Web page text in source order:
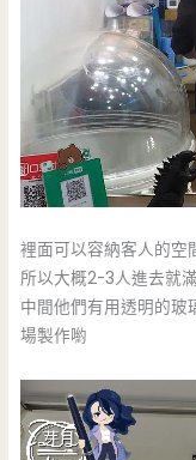
裡面可以容納客人的空
所以大概2-3人進去就
中間他們有用透明的玻
場製作喲